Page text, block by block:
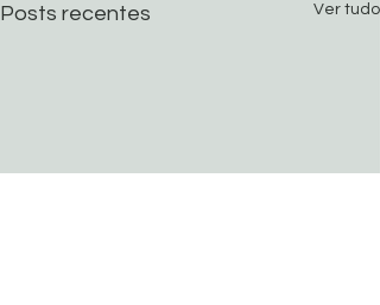
Posts recentes Ver tudo